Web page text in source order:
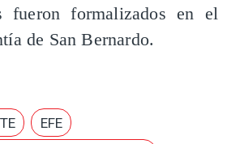
fueron formalizados en el
de San Bernardo.
EFE